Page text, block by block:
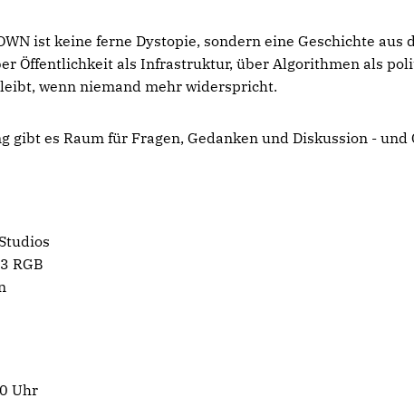
ist keine ferne Dystopie, sondern eine Geschichte aus
Öffentlichkeit als Infrastruktur, über Algorithmen als
wenn niemand mehr widerspricht.
gibt es Raum für Fragen, Gedanken und Diskussion - und
RGB
Uhr